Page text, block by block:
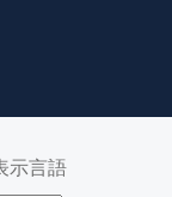
示言語